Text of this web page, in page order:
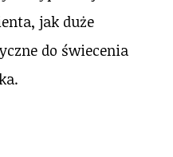
jak duże
do świecenia